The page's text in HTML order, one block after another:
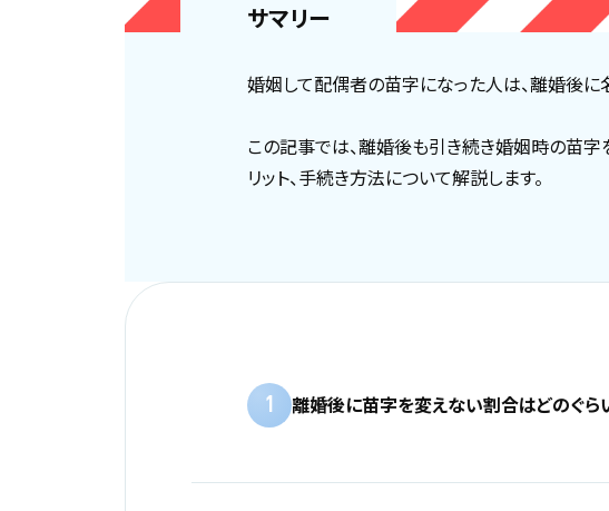
サマリー
婚姻して配偶者の苗字になった人は、離婚後に
この記事では、離婚後も引き続き婚姻時の苗字
リット、手続き方法について解説します。
1 離婚後に苗字を変えない割合はどのぐら